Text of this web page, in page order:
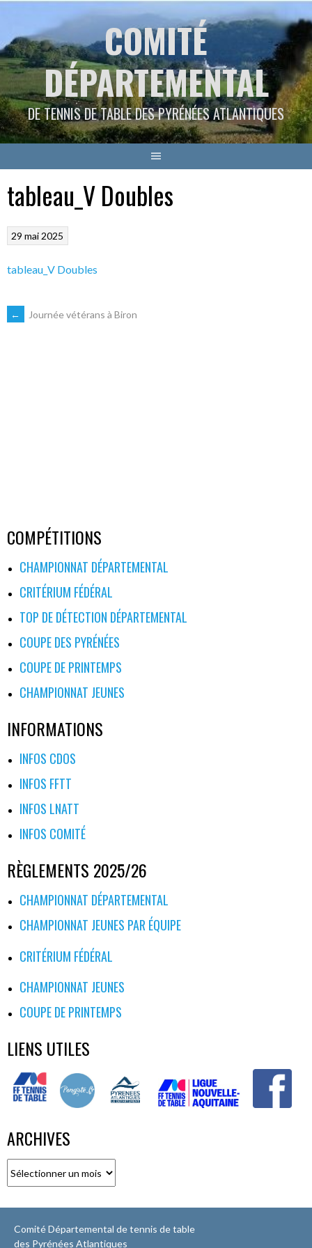
contenu
COMITÉ
DÉPARTEMENTAL
DE TENNIS DE TABLE DES PYRÉNÉES ATLANTIQUES
tableau_V Doubles
29 mai 2025
tableau_V Doubles
NAVIGATION
← Journée vétérans à Biron
COMPÉTITIONS
CHAMPIONNAT DÉPARTEMENTAL
CRITÉRIUM FÉDÉRAL
TOP DE DÉTECTION DÉPARTEMENTAL
COUPE DES PYRÉNÉES
COUPE DE PRINTEMPS
CHAMPIONNAT JEUNES
INFORMATIONS
INFOS CDOS
INFOS FFTT
INFOS LNATT
INFOS COMITÉ
RÈGLEMENTS 2025/26
CHAMPIONNAT DÉPARTEMENTAL
CHAMPIONNAT JEUNES PAR ÉQUIPE
CRITÉRIUM FÉDÉRAL
CHAMPIONNAT JEUNES
COUPE DE PRINTEMPS
LIENS UTILES
ARCHIVES
Comité Départemental de tennis de table
des Pyrénées Atlantiques